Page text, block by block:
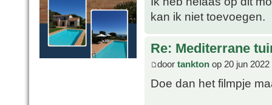
kan ik niet toevoegen.
Re: Mediterrane
door tankton op 20 jun 2022
Doe dan het filmpje